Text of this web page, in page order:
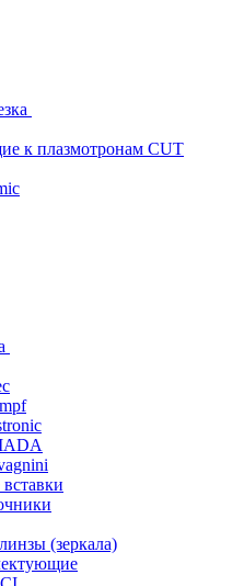
к плазмотронам CUT
(зеркала)